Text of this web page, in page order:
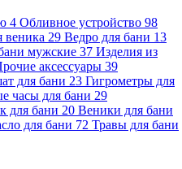
4 Обливное устройство 98
веника 29 Ведро для бани 13
мужские 37 Изделия из
аксессуары 39
для бани 23 Гигрометры для
часы для бани 29
для бани 20 Веники для бани
для бани 72 Травы для бани